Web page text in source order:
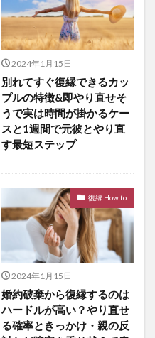
2024年1月15日
別れてすぐ復縁できるカッ
プルの特徴&即やり直せそ
うで実は時間が掛かるケー
スと1週間で元彼とやり直
す最短ステップ
復縁 How to
2024年1月15日
婚約破棄から復縁するのは
ハードルが高い？やり直せ
る確率ときっかけ・親の反